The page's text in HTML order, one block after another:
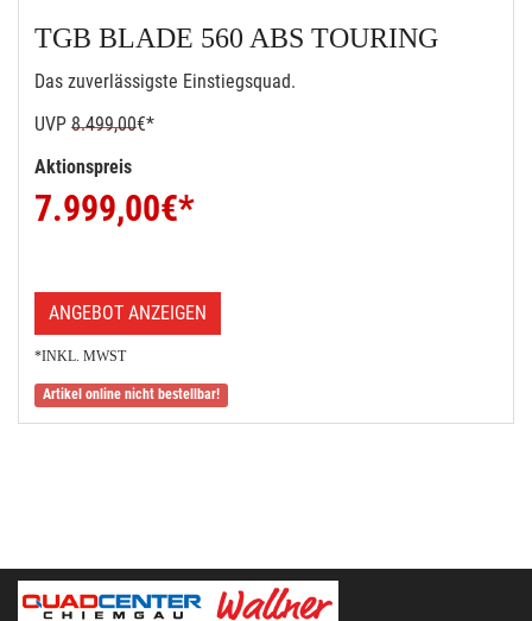
TGB BLADE 560 ABS TOURING
Das zuverlässigste Einstiegsquad.
UVP 8.499,00€*
Aktionspreis
7.999,00€*
ANGEBOT ANZEIGEN
*INKL. MWST
Artikel online nicht bestellbar!